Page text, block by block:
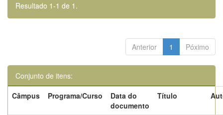
Resultado 1-1 de 1.
Anterior 1 Póximo
Conjunto de itens:
Câmpus
Programa/Curso
Data do
documento
Título